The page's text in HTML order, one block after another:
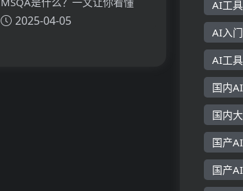
MSQA的技术原理、主要功能、
2025-04-05
AI工
AI入
AI工
国内
国内
国产
国产